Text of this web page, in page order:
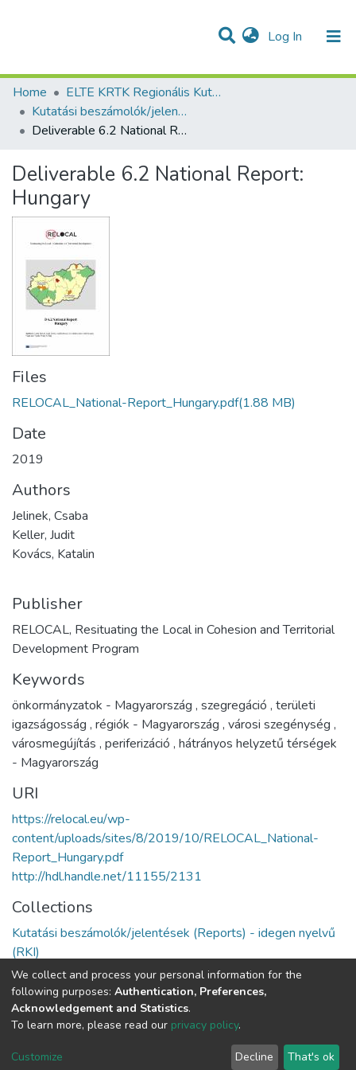
Log In (current)
Communities & Collections
Statistics
All of DSpace
Home
ELTE KRTK Regionális Kutatások Intézete
Kutatási beszámolók/jelentések (Reports) - idegen nyelvű (RKI)
Deliverable 6.2 National Report: Hungary
Deliverable 6.2 National Report:
Hungary
Files
RELOCAL_National-Report_Hungary.pdf(1.88 MB)
Date
2019
Authors
Jelinek, Csaba
Keller, Judit
Kovács, Katalin
Publisher
RELOCAL, Resituating the Local in Cohesion and Territorial
Development Program
Keywords
önkormányzatok - Magyarország , szegregáció , területi
igazságosság , régiók - Magyarország , városi szegénység ,
városmegújítás , periferizáció , hátrányos helyzetű térségek
- Magyarország
URI
https://relocal.eu/wp-
content/uploads/sites/8/2019/10/RELOCAL_National-
Report_Hungary.pdf
http://hdl.handle.net/11155/2131
Collections
Kutatási beszámolók/jelentések (Reports) - idegen nyelvű
(RKI)
Full item page
Cookie
End User
Send
We collect and process your personal information for the
following purposes: Authentication, Preferences,
Acknowledgement and Statistics.
To learn more, please read our privacy policy.
Customize Decline That's ok